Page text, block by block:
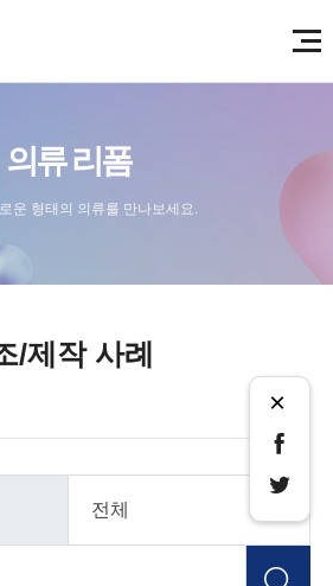
의류 리폼
운 형태의 의류를 만나보세요.
/제작 사례
×